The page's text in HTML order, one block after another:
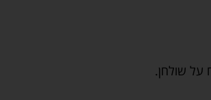
על שולחן.